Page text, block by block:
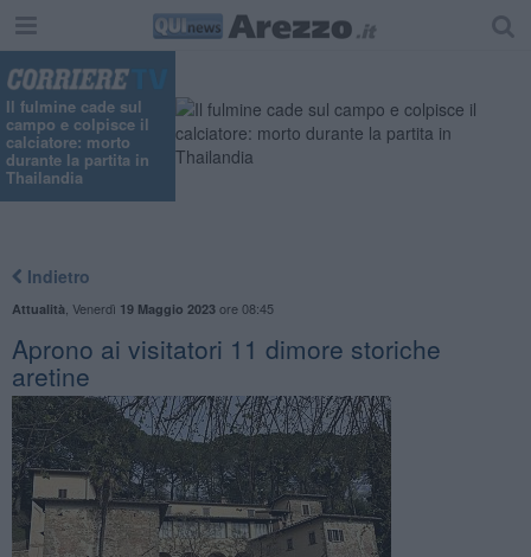
Il fulmine cade sul
campo e colpisce il
calciatore: morto
durante la partita in
Thailandia
Indietro
Attualità Venerdì 19 Maggio 2023ore 08:45
Aprono ai visitatori 11 dimore storiche
aretine